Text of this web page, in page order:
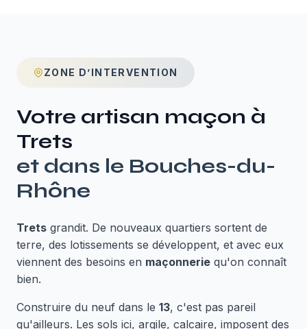
ZONE D’INTERVENTION
Votre artisan maçon à
Trets
et dans le Bouches-du-
Rhône
Trets grandit. De nouveaux quartiers sortent de
terre, des lotissements se développent, et avec eux
viennent des besoins en maçonnerie qu'on connaît
bien.
Construire du neuf dans le 13, c'est pas pareil
qu'ailleurs. Les sols ici, argile, calcaire, imposent des